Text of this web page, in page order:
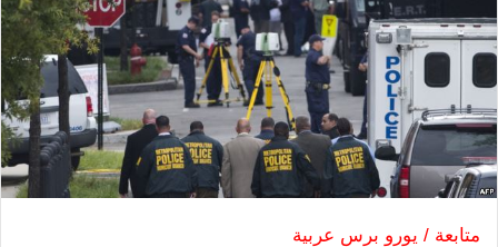
متابعة / يورو برس عربية